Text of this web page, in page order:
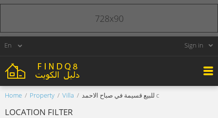
Sign in
Home Property Villa للبيع قسيمة في صباح الاحمد c
LOCATION FILTER
728x90